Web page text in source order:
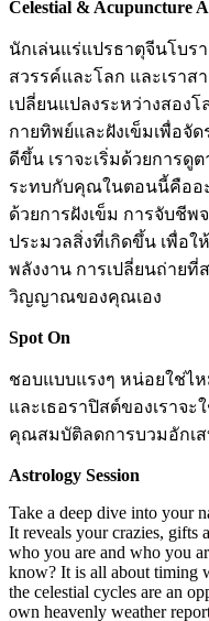
Celestial & Acupuncture
นักเล่นแร่แปรธาตุจีนโบร
สวรรค์และโลก และเราส
เปลี่ยนแปลงระหว่างสอง
กายทิพย์และฝังเข็มเพื่อจั
ดีขึ้น เราจะเริ่มด้วยการดู
ระทบกับคุณในตอนนี้คืออ
ด้วยการฝังเข็ม การจับชีพ
ประมวลสิ่งที่เกิดขึ้น เพื่อใ
พลังงาน การเปลี่ยนถ่าย
วิญญาณของคุณเอง
Spot On
ชอบแบบแรงๆ หน่อยใช่ไ
และเธอราปิสต์ของเราจ
คุณสมบัติลดการบวมอักเ
Astrology Session
Take a deep dive into your
It reveals your crazies, gifts
who you are and who you
know? It is all about timing
the celestial cycles are an
own heavenly weather